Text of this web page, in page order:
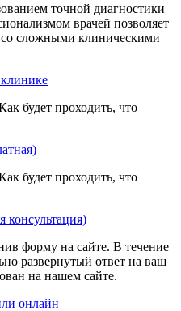
точной диагностики
врачей позволяет
сложными клиническими
будет проходить, что
будет проходить, что
консультация)
форму на сайте. В течение
развернутый ответ на ваш
на нашем сайте.
онлайн